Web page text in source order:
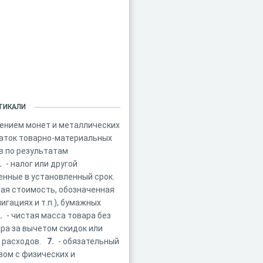
монет и металлических
товарно-материальных
по результатам
- налог или другой
в установленный срок.
стоимость, обозначенная
и т.п.), бумажных
- чистая масса товара без
за вычетом скидок или
7. - обязательный
с физических и